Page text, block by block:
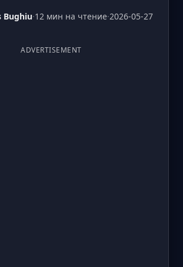
Bughiu·12 мин на чтение·2026-05-27
ADVERTISEMENT